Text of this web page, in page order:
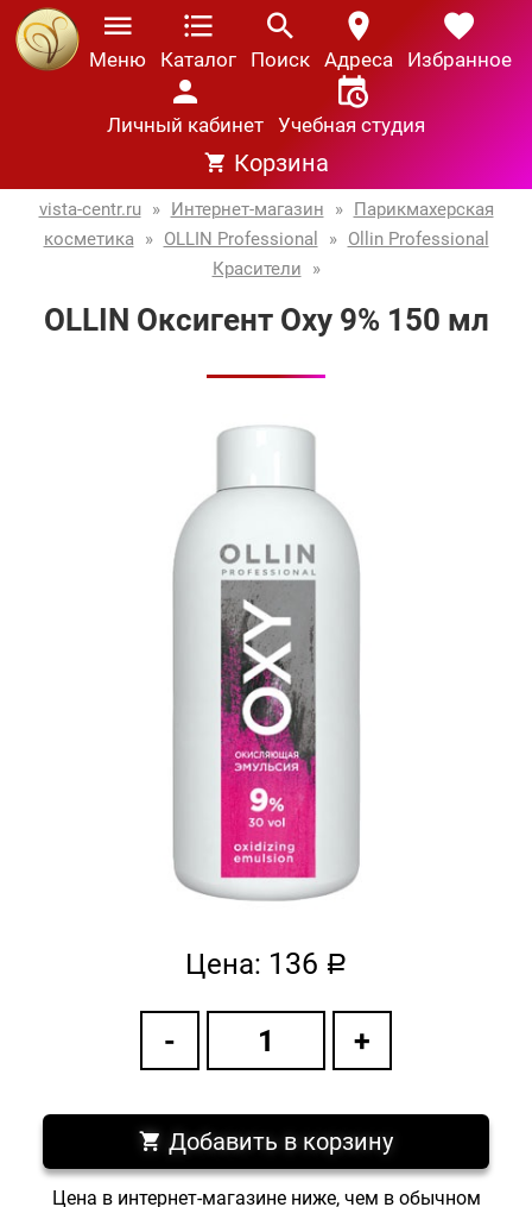
Меню Каталог Поиск Адреса Избранное
Личный кабинет Учебная студия
Корзина
vista-centr.ru » Интернет-магазин » Парикмахерская
косметика » OLLIN Professional » Ollin Professional
Красители
»
OLLIN Оксигент Oxy 9% 150 мл
Цена: 136 a
Добавить в корзину
Цена в интернет-магазине ниже, чем в обычном